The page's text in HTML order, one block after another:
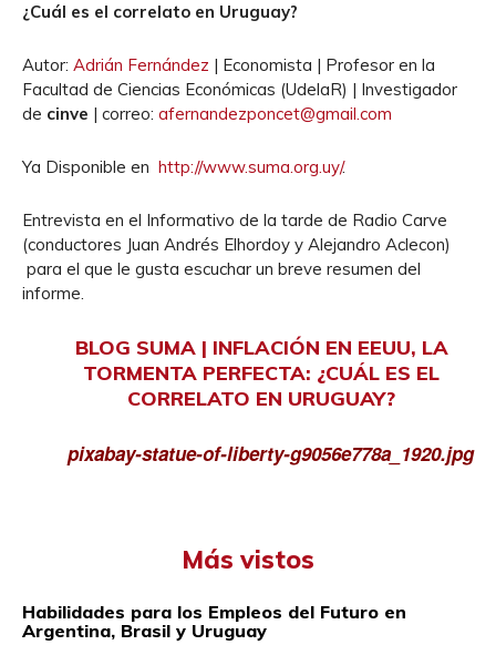
¿Cuál es el correlato en Uruguay?
Autor: Adrián Fernández | Economista | Profesor en la
Facultad de Ciencias Económicas (UdelaR) | Investigador
de cinve | correo: afernandezponcet@gmail.com
Ya Disponible en http://www.suma.org.uy/.
Entrevista en el Informativo de la tarde de Radio Carve
(conductores Juan Andrés Elhordoy y Alejandro Aclecon)
para el que le gusta escuchar un breve resumen del
informe.
BLOG SUMA | INFLACIÓN EN EEUU, LA
TORMENTA PERFECTA: ¿CUÁL ES EL
CORRELATO EN URUGUAY?
pixabay-statue-of-liberty-g9056e778a_1920.jpg
Más vistos
Habilidades para los Empleos del Futuro en
Argentina, Brasil y Uruguay